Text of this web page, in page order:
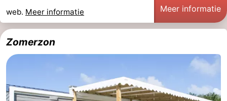
web. Meer informatie Meer informatie
Zomerzon